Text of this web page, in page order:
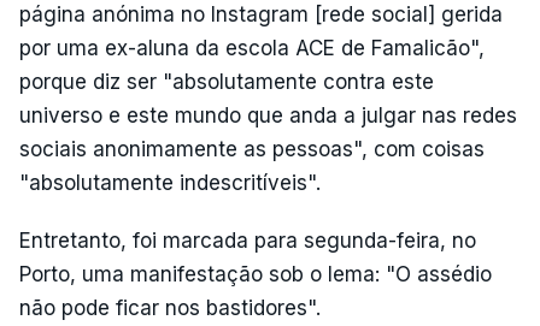
página anónima no Instagram [rede social] gerida
por uma ex-aluna da escola ACE de Famalicão",
porque diz ser "absolutamente contra este
universo e este mundo que anda a julgar nas redes
sociais anonimamente as pessoas", com coisas
"absolutamente indescritíveis".
Entretanto, foi marcada para segunda-feira, no
Porto, uma manifestação sob o lema: "O assédio
não pode ficar nos bastidores".